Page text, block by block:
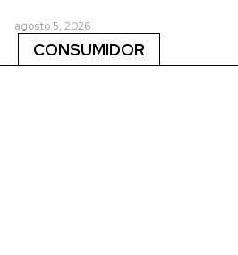
agosto 5, 2026
CONSUMIDOR